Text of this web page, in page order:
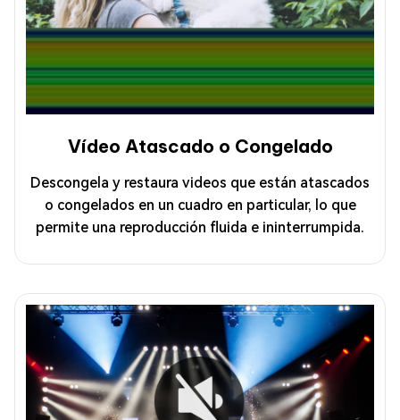
Vídeo Atascado o Congelado
Descongela y restaura videos que están atascados
o congelados en un cuadro en particular, lo que
permite una reproducción fluida e ininterrumpida.